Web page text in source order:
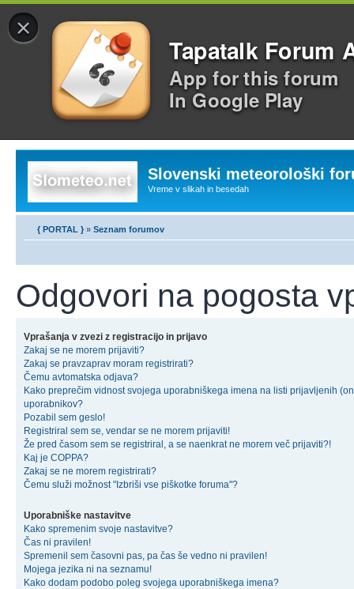
×
Tapatalk Forum
App for this forum
In Google Play
Slovenski meteorološki
Vreme v slikah in besedah
{ PORTAL } » Seznam forumov
Odgovori na pogosta
Vprašanja v zvezi z registracijo in prijavo
Zakaj se ne morem prijaviti?
Zakaj se pravzaprav moram registrirati?
Čemu avtomatska odjava?
Kako preprečim vidnost svojega uporabniškega imena na listi prijavljenih
uporabnikov?
Pozabil sem geslo!
Registriral sem se, vendar se ne morem prijaviti!
Že pred časom sem se registriral, a se naenkrat ne morem več prijaviti?!
Kaj je COPPA?
Zakaj se ne morem registrirati?
Čemu služi možnost "Izbriši vse piškotke foruma"?
Uporabniške nastavitve
Kako spremenim svoje nastavitve?
Čas ni pravilen!
Spremenil sem časovni pas, pa čas še vedno ni pravilen!
Mojega jezika ni na seznamu!
Kako dodam podobo poleg svojega uporabniškega imena?